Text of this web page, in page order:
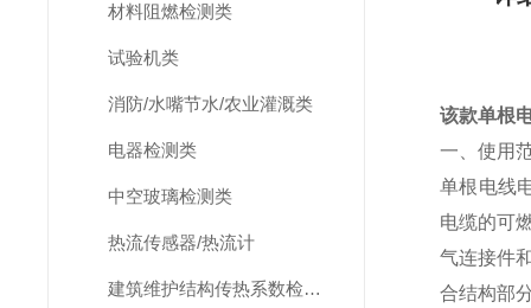
材料阻燃检测类
试验机类
消防/水嘴节水/农业灌溉类
电器检测类
中空玻璃检测类
热流传感器/热流计
建筑维护结构传热系数检测仪/温度热流巡检仪
该款单根
一、使用
单根电线
电缆的可
气连接件
合结构部